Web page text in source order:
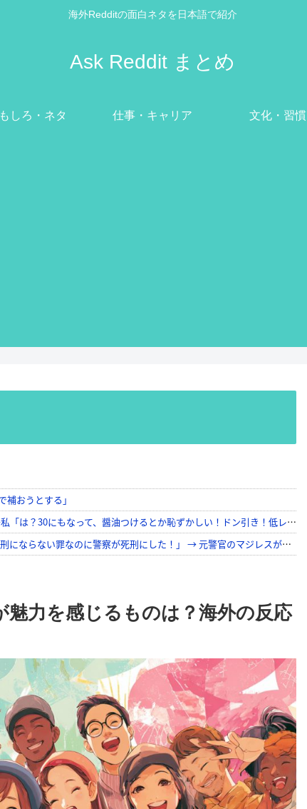
海外Redditの面白ネタを日本語で紹介
Ask Reddit まとめ
しろ・ネタ 仕事・キャリア 文化・習慣
力を感じるものは？海外の反応